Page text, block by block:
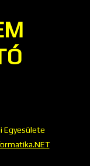
Egyesülete